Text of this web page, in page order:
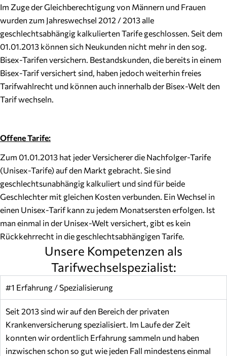
Im Zuge der Gleichberechtigung von Männern und Frauen
wurden zum Jahreswechsel 2012 / 2013 alle
geschlechtsabhängig kalkulierten Tarife geschlossen. Seit dem
01.01.2013 können sich Neukunden nicht mehr in den sog.
Bisex-Tarifen versichern. Bestandskunden, die bereits in einem
Bisex-Tarif versichert sind, haben jedoch weiterhin freies
Tarifwahlrecht und können auch innerhalb der Bisex-Welt den
Tarif wechseln.
Offene Tarife:
Zum 01.01.2013 hat jeder Versicherer die Nachfolger-Tarife
(Unisex-Tarife) auf den Markt gebracht. Sie sind
geschlechtsunabhängig kalkuliert und sind für beide
Geschlechter mit gleichen Kosten verbunden. Ein Wechsel in
einen Unisex-Tarif kann zu jedem Monatsersten erfolgen. Ist
man einmal in der Unisex-Welt versichert, gibt es kein
Rückkehrrecht in die geschlechtsabhängigen Tarife.
Unsere Kompetenzen als
Tarifwechselspezialist:
#1 Erfahrung / Spezialisierung
Seit 2013 sind wir auf den Bereich der privaten
Krankenversicherung spezialisiert. Im Laufe der Zeit
konnten wir ordentlich Erfahrung sammeln und haben
inzwischen schon so gut wie jeden Fall mindestens einmal